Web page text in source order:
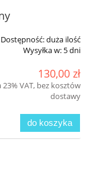
Dostępność:duża ilość
Wysyłka w: 5 dni
130,00 zł
23% VAT, bez kosztów
dostawy
do koszyka